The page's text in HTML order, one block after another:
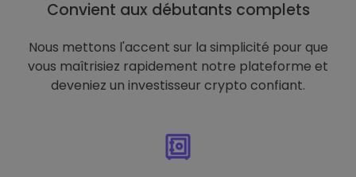
Convient aux débutants complets
Nous mettons l'accent sur la simplicité pour que
vous maîtrisiez rapidement notre plateforme et
deveniez un investisseur crypto confiant.